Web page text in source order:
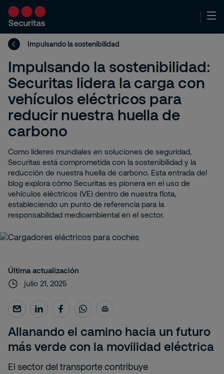
Impulsando la sostenibilidad
Impulsando la sostenibilidad:
Securitas lidera la carga con
vehículos eléctricos para
reducir nuestra huella de
carbono
Como líderes mundiales en soluciones de seguridad,
Securitas está comprometida con la sostenibilidad y la
reducción de nuestra huella de carbono. Esta entrada del
blog explora cómo Securitas es pionera en el uso de
vehículos eléctricos (VE) dentro de nuestra flota,
estableciendo un punto de referencia para la
responsabilidad medioambiental en el sector.
Allanando el camino hacia un futuro
más verde con la movilidad eléctrica
El sector del transporte contribuye
Última actualización
julio 21, 2025